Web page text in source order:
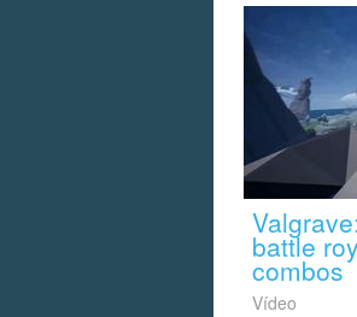
battle
combos
Vídeo